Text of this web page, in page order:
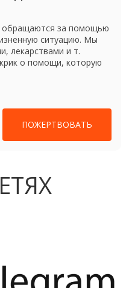
обращаются за помощью
ситуацию. Мы
лекарствами и т.
о помощи, которую
ПОЖЕРТВОВАТЬ